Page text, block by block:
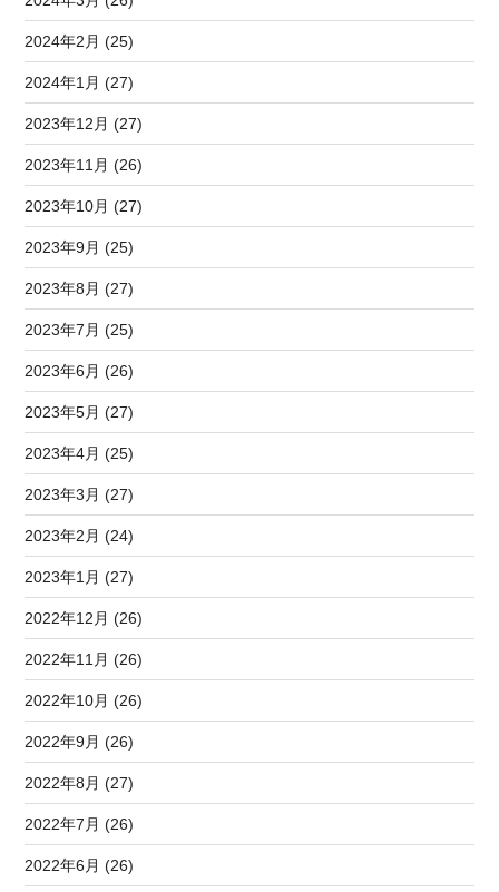
2024年2月 (25)
2024年1月 (27)
2023年12月 (27)
2023年11月 (26)
2023年10月 (27)
2023年9月 (25)
2023年8月 (27)
2023年7月 (25)
2023年6月 (26)
2023年5月 (27)
2023年4月 (25)
2023年3月 (27)
2023年2月 (24)
2023年1月 (27)
2022年12月 (26)
2022年11月 (26)
2022年10月 (26)
2022年9月 (26)
2022年8月 (27)
2022年7月 (26)
2022年6月 (26)